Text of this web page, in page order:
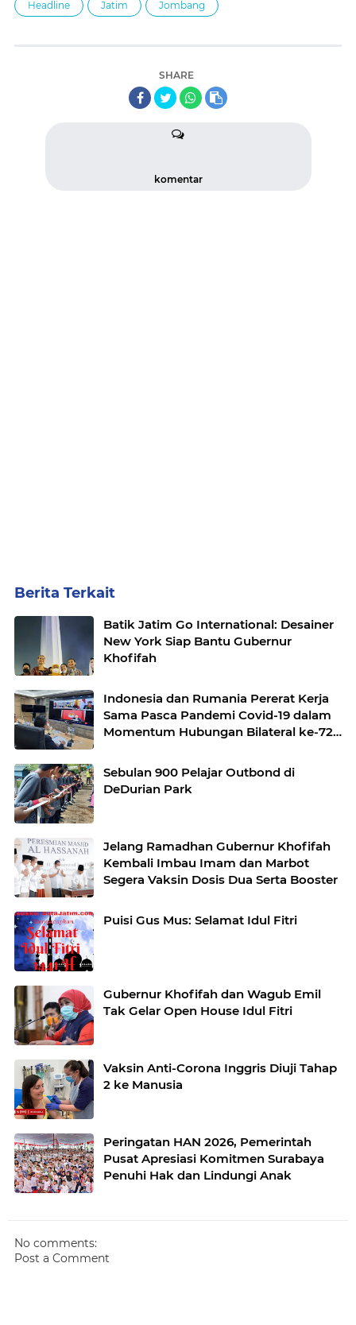
Headline Jatim Jombang
SHARE
komentar
Berita Terkait
Batik Jatim Go International: Desainer
New York Siap Bantu Gubernur
Khofifah
Indonesia dan Rumania Pererat Kerja
Sama Pasca Pandemi Covid-19 dalam
Momentum Hubungan Bilateral ke-72
Sebulan 900 Pelajar Outbond di
DeDurian Park
Jelang Ramadhan Gubernur Khofifah
Kembali Imbau Imam dan Marbot
Segera Vaksin Dosis Dua Serta Booster
Puisi Gus Mus: Selamat Idul Fitri
Gubernur Khofifah dan Wagub Emil
Tak Gelar Open House Idul Fitri
Vaksin Anti-Corona Inggris Diuji Tahap
2 ke Manusia
Peringatan HAN 2026, Pemerintah
Pusat Apresiasi Komitmen Surabaya
Penuhi Hak dan Lindungi Anak
No comments:
Post a Comment